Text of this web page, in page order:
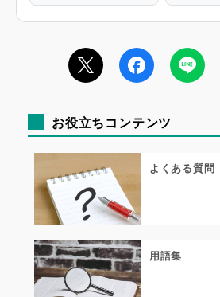
お役立ちコンテンツ
よくある質問
用語集